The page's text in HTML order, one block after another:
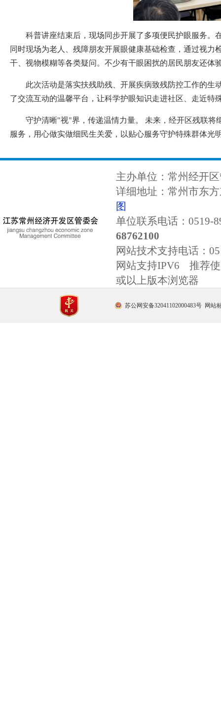
科普讲座结束后，现场同步开展了多项便民护眼服务。
同时现场为老人、残障朋友开展眼健康基础检查，通过视
干、视物模糊等各类疑问。不少有干眼困扰的居民朋友还
此次活动是落实扶残助残、开展疾病致残防控工作的
了交流互动的温馨平台，让科学护眼知识走进社区、走近特
守护清晰"视"界，传递温情力量。 未来，经开区残联
服务，用心做实做细民生关爱，以贴心服务守护特殊群体光
主办单位：常州经开
详细地址：常州市东
图
单位联系电话：0519-
68762100
网站技术支持电话：
网站支持IPV6 推荐使
或以上版本浏览器
苏公网安备32041102000483号 网站